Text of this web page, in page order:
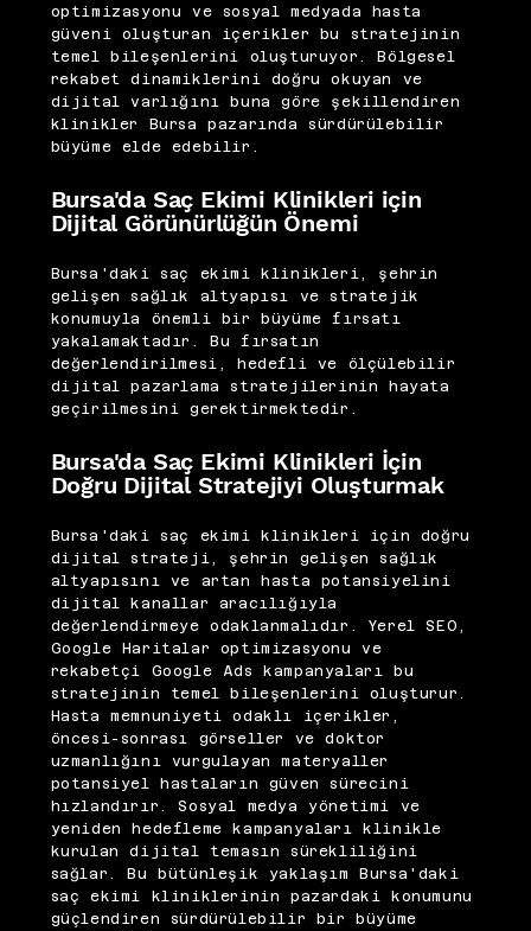
optimizasyonu ve sosyal medyada hasta
güveni oluşturan içerikler bu stratejinin
temel bileşenlerini oluşturuyor. Bölgesel
rekabet dinamiklerini doğru okuyan ve
dijital varlığını buna göre şekillendiren
klinikler Bursa pazarında sürdürülebilir
büyüme elde edebilir.
Bursa'da Saç Ekimi Klinikleri için
Dijital Görünürlüğün Önemi
Bursa'daki saç ekimi klinikleri, şehrin
gelişen sağlık altyapısı ve stratejik
konumuyla önemli bir büyüme fırsatı
yakalamaktadır. Bu fırsatın
değerlendirilmesi, hedefli ve ölçülebilir
dijital pazarlama stratejilerinin hayata
geçirilmesini gerektirmektedir.
Bursa'da Saç Ekimi Klinikleri İçin
Doğru Dijital Stratejiyi Oluşturmak
Bursa'daki saç ekimi klinikleri için doğru
dijital strateji, şehrin gelişen sağlık
altyapısını ve artan hasta potansiyelini
dijital kanallar aracılığıyla
değerlendirmeye odaklanmalıdır. Yerel SEO,
Google Haritalar optimizasyonu ve
rekabetçi Google Ads kampanyaları bu
stratejinin temel bileşenlerini oluşturur.
Hasta memnuniyeti odaklı içerikler,
öncesi-sonrası görseller ve doktor
uzmanlığını vurgulayan materyaller
potansiyel hastaların güven sürecini
hızlandırır. Sosyal medya yönetimi ve
yeniden hedefleme kampanyaları klinikle
kurulan dijital temasın sürekliliğini
sağlar. Bu bütünleşik yaklaşım Bursa'daki
saç ekimi kliniklerinin pazardaki konumunu
güçlendiren sürdürülebilir bir büyüme